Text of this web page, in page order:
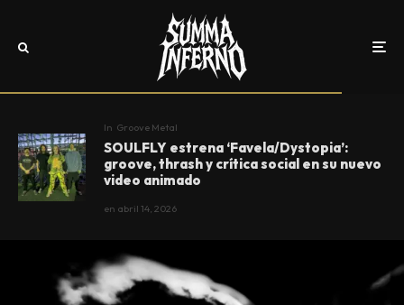
In Groove Metal
SOULFLY estrena ‘Favela/Dystopia’:
groove, thrash y crítica social en su nuevo
video animado
en abril 14, 2026